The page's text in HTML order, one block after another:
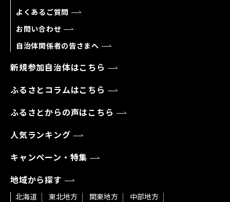
よくあるご質問
お問い合わせ
自治体関係者の皆さまへ
新規参加自治体はこちら
ふるさとコラムはこちら
ふるさとからの声はこちら
人気ランキング
キャンペーン・特集
地域から探す
北海道 東北地方 関東地方
中部地方